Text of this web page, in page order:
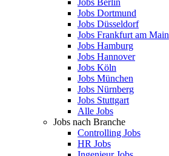
Jobs Berlin
Jobs Dortmund
Jobs Düsseldorf
Jobs Frankfurt am Main
Jobs Hamburg
Jobs Hannover
Jobs Köln
Jobs München
Jobs Nürnberg
Jobs Stuttgart
Alle Jobs
Jobs nach Branche
Controlling Jobs
HR Jobs